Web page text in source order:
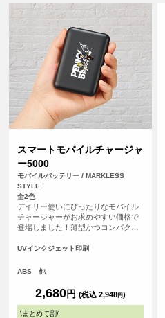
スマートモバイルチャージャ
ー5000
モバイルバッテリー / MARKLESS
STYLE
全2色
デイリー使いにぴったりなモバイル
チャージャーがお求めやすい価格で
登場しました！薄型かつコンパクト
持ち運びに便利です。側面には残量
に残量の確認ができる仕様です。ま
いるため、2台同時充電も可能です。
<br> ※本製品はケーブルは付属して
おりません。お手持ちのケーブルを
UVインクジェット印刷
ABS 他
2,680円 (税込 2,948円)
\まとめて割/